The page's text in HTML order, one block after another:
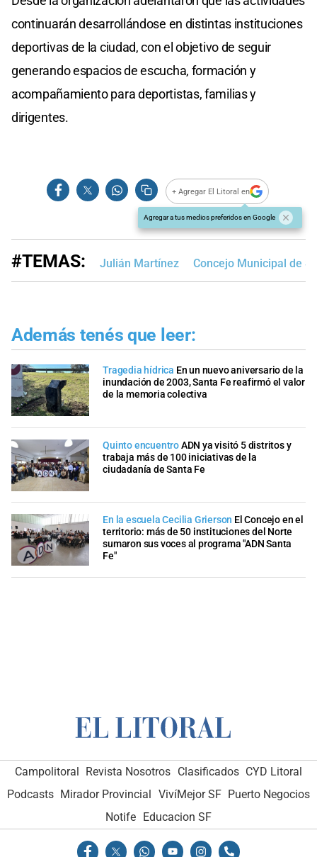
continuarán desarrollándose en distintas instituciones
deportivas de la ciudad, con el objetivo de seguir
generando espacios de escucha, formación y
acompañamiento para deportistas, familias y
dirigentes.
+ Agregar El Litoral en
Agregar a tus medios preferidos en Google
#TEMAS: Julián Martínez Concejo Municipal de
Además tenés que leer:
Tragedia hídrica En un nuevo aniversario de la
inundación de 2003, Santa Fe reafirmó el valor
de la memoria colectiva
Quinto encuentroADN ya visitó 5 distritos y
trabaja más de 100 iniciativas de la
ciudadanía de Santa Fe
En la escuela Cecilia Grierson El Concejo en el
territorio: más de 50 instituciones del Norte
sumaron sus voces al programa "ADN Santa
Fe"
Campolitoral Revista Nosotros Clasificados CYD Litoral
Podcasts Mirador Provincial VivíMejor SF Puerto Negocios
Notife
Educacion SF